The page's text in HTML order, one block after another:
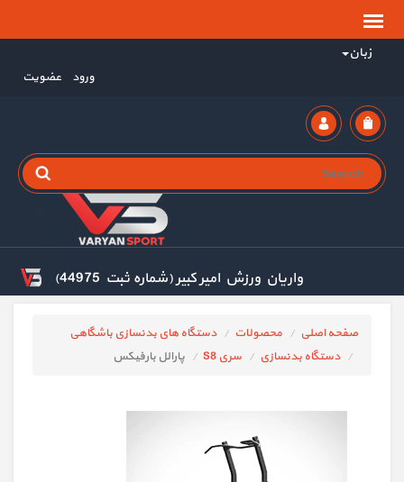
زبان
ورود عضویت
واریان ورزش امیر کبیر (شماره ثبت 44975)
صفحه اصلی محصولات
دستگاه های بدنسازی باشگاهی
دستگاه بدنسازی
سری S8 پارالل بارفیکس